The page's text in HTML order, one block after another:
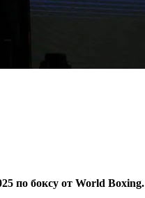
по боксу от World Boxing.